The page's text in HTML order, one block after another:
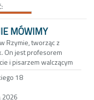
Keiko. Wyznania
i przemilczeń;
być zarówno
prawdy, jak i zasłoną
pamięcią.
MÓWIMY
Rzymie, tworząc z
On jest profesorem
i pisarzem walczącym
z kolei to
dziennikarka, której
18
2026